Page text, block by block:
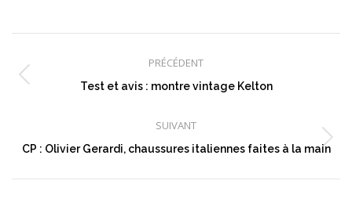
article
PRÉCÉDENT
Article
:
Test et avis : montre vintage Kelton
SUIVANT
Article
CP : Olivier Gerardi, chaussures italiennes faites à la main